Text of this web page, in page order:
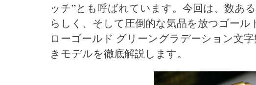
ッチ”とも呼ばれています。今回は、数あ
らしく、そして圧倒的な気品を放つゴー
ローゴールド グリーングラデーション文
きモデルを徹底解説します。